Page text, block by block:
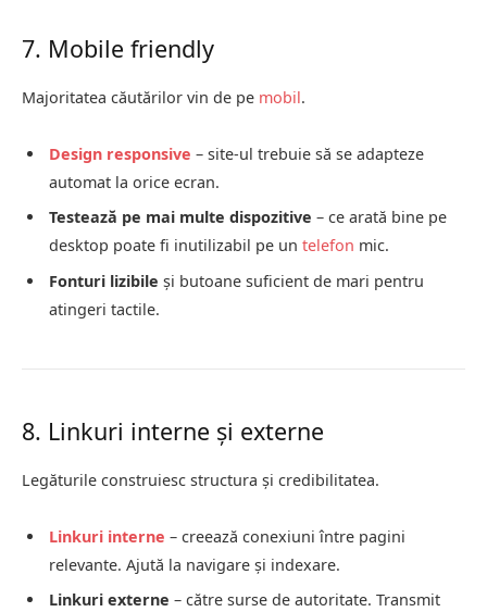
7. Mobile friendly
Majoritatea căutărilor vin de pe mobil.
Design responsive – site-ul trebuie să se adapteze
automat la orice ecran.
Testează pe mai multe dispozitive – ce arată bine pe
desktop poate fi inutilizabil pe un telefon mic.
Fonturi lizibile și butoane suficient de mari pentru
atingeri tactile.
8. Linkuri interne și externe
Legăturile construiesc structura și credibilitatea.
Linkuri interne – creează conexiuni între pagini
relevante. Ajută la navigare și indexare.
Linkuri externe – către surse de autoritate. Transmit